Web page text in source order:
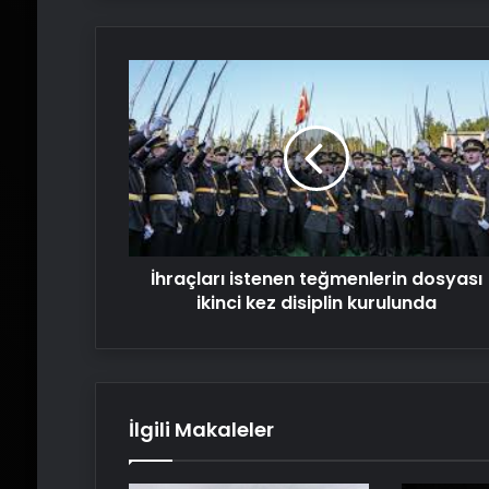
İhraçları
istenen
teğmenlerin
dosyası
ikinci
kez
disiplin
kurulunda
İhraçları istenen teğmenlerin dosyası
ikinci kez disiplin kurulunda
İlgili Makaleler